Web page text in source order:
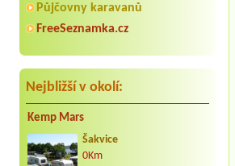
Půjčovny karavanů
FreeSeznamka.cz
Nejbližší v okolí:
Kemp Mars
Šakvice
0Km